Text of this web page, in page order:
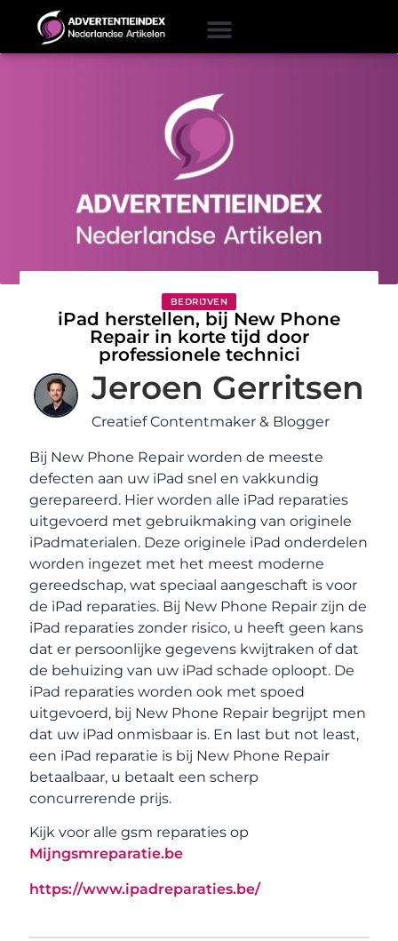
BEDRIJVEN
iPad herstellen, bij New Phone
Repair in korte tijd door
professionele technici
Jeroen Gerritsen
Creatief Contentmaker & Blogger
Bij New Phone Repair worden de meeste
defecten aan uw iPad snel en vakkundig
gerepareerd. Hier worden alle iPad reparaties
uitgevoerd met gebruikmaking van originele
iPadmaterialen. Deze originele iPad onderdelen
worden ingezet met het meest moderne
gereedschap, wat speciaal aangeschaft is voor
de iPad reparaties. Bij New Phone Repair zijn de
iPad reparaties zonder risico, u heeft geen kans
dat er persoonlijke gegevens kwijtraken of dat
de behuizing van uw iPad schade oploopt. De
iPad reparaties worden ook met spoed
uitgevoerd, bij New Phone Repair begrijpt men
dat uw iPad onmisbaar is. En last but not least,
een iPad reparatie is bij New Phone Repair
betaalbaar, u betaalt een scherp
concurrerende prijs.
Kijk voor alle gsm reparaties op
Mijngsmreparatie.be
https://www.ipadreparaties.be/